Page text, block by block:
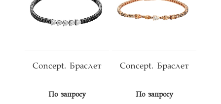
Concept. Браслет
По запросу
Concept. Браслет
По запросу